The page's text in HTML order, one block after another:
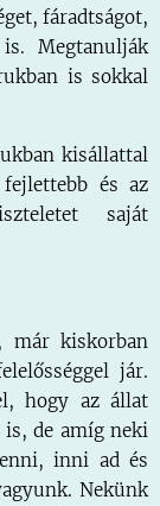
fáradtságot,
Megtanulják
is sokkal
kisállattal
és az
saját
már kiskorban
jár.
hogy az állat
de amíg neki
inni ad és
Nekünk